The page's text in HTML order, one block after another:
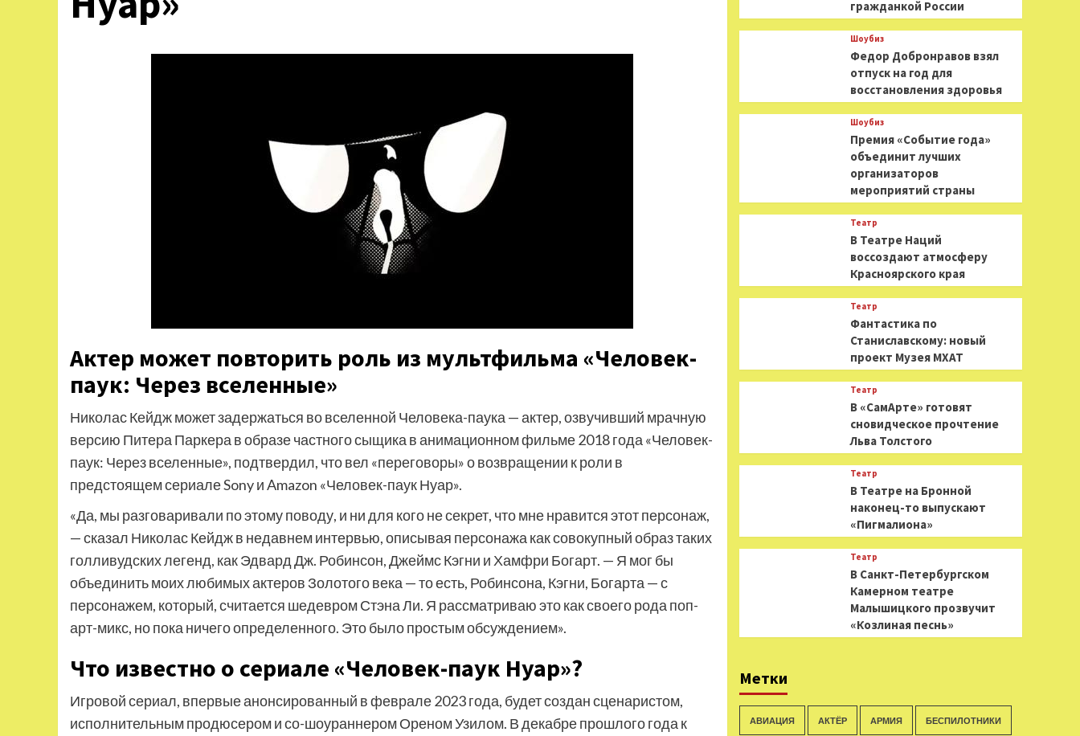
Актер может повторить роль из мультфильма «Человек-
паук: Через вселенные»
Николас Кейдж может задержаться во вселенной Человека-паука — актер, озвучивший мрачную
версию Питера Паркера в образе частного сыщика в анимационном фильме 2018 года «Человек-
паук: Через вселенные», подтвердил, что вел «переговоры» о возвращении к роли в
предстоящем сериале Sony и Amazon «Человек-паук Нуар».
«Да, мы разговаривали по этому поводу, и ни для кого не секрет, что мне нравится этот персонаж,
— сказал Николас Кейдж в недавнем интервью, описывая персонажа как совокупный образ таких
голливудских легенд, как Эдвард Дж. Робинсон, Джеймс Кэгни и Хамфри Богарт. — Я мог бы
объединить моих любимых актеров Золотого века — то есть, Робинсона, Кэгни, Богарта — с
персонажем, который, считается шедевром Стэна Ли. Я рассматриваю это как своего рода поп-
арт-микс, но пока ничего определенного. Это было простым обсуждением».
Что известно о сериале «Человек-паук Нуар»?
Игровой сериал, впервые анонсированный в феврале 2023 года, будет создан сценаристом,
исполнительным продюсером и со-шоураннером Ореном Узилом. В декабре прошлого года к
гражданкой России
Шоубиз
Федор Добронравов взял
отпуск на год для
восстановления здоровья
Шоубиз
Премия «Событие года»
объединит лучших
организаторов
мероприятий страны
Театр
В Театре Наций
воссоздают атмосферу
Красноярского края
Театр
Фантастика по
Станиславскому: новый
проект Музея МХАТ
Театр
В «СамАрте» готовят
сновидческое прочтение
Льва Толстого
Театр
В Театре на Бронной
наконец-то выпускают
«Пигмалиона»
Театр
В Санкт-Петербургском
Камерном театре
Малышицкого прозвучит
«Козлиная песнь»
Метки
АВИАЦИЯ АКТЁР АРМИЯ БЕСПИЛОТНИКИ